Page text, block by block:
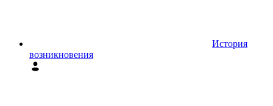
История
возникновения